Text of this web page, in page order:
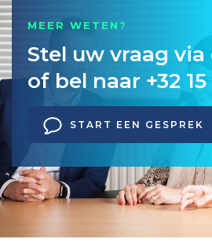
MEER WETEN?
Stel uw vraag
of bel naar +32 15
START EEN GESPREK